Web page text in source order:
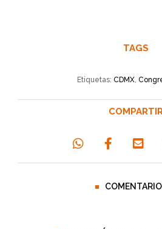
TAGS
Etiquetas: CDMX,